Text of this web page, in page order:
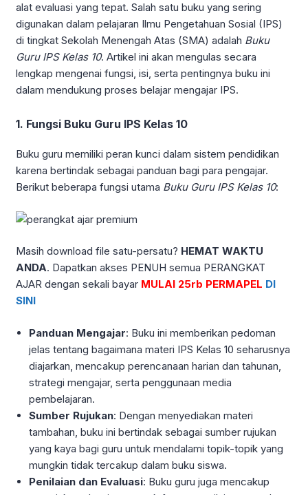
alat evaluasi yang tepat. Salah satu buku yang sering
digunakan dalam pelajaran Ilmu Pengetahuan Sosial (IPS)
di tingkat Sekolah Menengah Atas (SMA) adalah Buku
Guru IPS Kelas 10. Artikel ini akan mengulas secara
lengkap mengenai fungsi, isi, serta pentingnya buku ini
dalam mendukung proses belajar mengajar IPS.
1. Fungsi Buku Guru IPS Kelas 10
Buku guru memiliki peran kunci dalam sistem pendidikan
karena bertindak sebagai panduan bagi para pengajar.
Berikut beberapa fungsi utama Buku Guru IPS Kelas 10:
Masih download file satu-persatu? HEMAT WAKTU
ANDA. Dapatkan akses PENUH semua PERANGKAT
AJAR dengan sekali bayar MULAI 25rb PERMAPEL DI
SINI
Panduan Mengajar: Buku ini memberikan pedoman
jelas tentang bagaimana materi IPS Kelas 10 seharusnya
diajarkan, mencakup perencanaan harian dan tahunan,
strategi mengajar, serta penggunaan media
pembelajaran.
Sumber Rujukan: Dengan menyediakan materi
tambahan, buku ini bertindak sebagai sumber rujukan
yang kaya bagi guru untuk mendalami topik-topik yang
mungkin tidak tercakup dalam buku siswa.
Penilaian dan Evaluasi: Buku guru juga mencakup